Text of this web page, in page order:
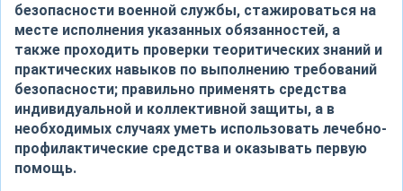
безопасности военной службы, стажироваться на
месте исполнения указанных обязанностей, а
также проходить проверки теоритических знаний и
практических навыков по выполнению требований
безопасности; правильно применять средства
индивидуальной и коллективной защиты, а в
необходимых случаях уметь использовать лечебно-
профилактические средства и оказывать первую
помощь.